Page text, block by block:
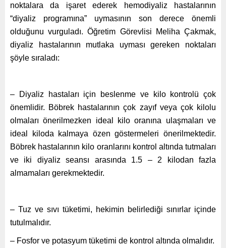
noktalara da işaret ederek hemodiyaliz hastalarının
“diyaliz programına” uymasının son derece önemli
olduğunu vurguladı. Öğretim Görevlisi Meliha Çakmak,
diyaliz hastalarının mutlaka uyması gereken noktaları
şöyle sıraladı:
– Diyaliz hastaları için beslenme ve kilo kontrolü çok
önemlidir. Böbrek hastalarının çok zayıf veya çok kilolu
olmaları önerilmezken ideal kilo oranına ulaşmaları ve
ideal kiloda kalmaya özen göstermeleri önerilmektedir.
Böbrek hastalarının kilo oranlarını kontrol altında tutmaları
ve iki diyaliz seansı arasında 1.5 – 2 kilodan fazla
almamaları gerekmektedir.
– Tuz ve sıvı tüketimi, hekimin belirlediği sınırlar içinde
tutulmalıdır.
– Fosfor ve potasyum tüketimi de kontrol altında olmalıdır.